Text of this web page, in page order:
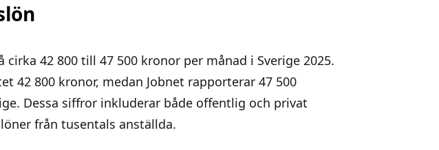
42 800 till 47 500 kronor per månad i Sverige 2025.
42 800 kronor, medan Jobnet rapporterar 47 500
Dessa siffror inkluderar både offentlig och privat
från tusentals anställda.